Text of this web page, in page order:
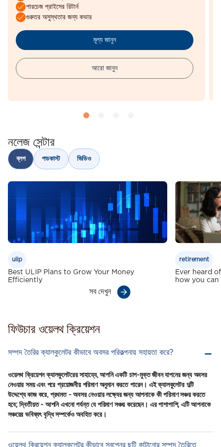
পারচেজ প্রাইসের রিটার্ন
গুরুতর অসুস্থতার জন্য কভার
মূল্য জানুন
আরো জানুন
নলেজ সেন্টার
ব্লগ পডকাস্ট ভিডিও
ulip
Best ULIP Plans to Grow Your Money
Efficiently
retirement
Ever heard
how you can
সব দেখুন
ফিউচার ওয়েলথ ক্রিয়েশন
সম্পদ তৈরির ক্যালকুলেটর কীভাবে অবসর পরিকল্পনায় সহায়তা করে?
ওয়েলথ ক্রিয়েশন ক্যালকুলেটরের সাহায্যে, আপনি একটি চাপ-মুক্ত জীবন যাপনের জন্য অবসর
নেওয়ার সময় এবং পরে প্রয়োজনীয় পরিমাণ অনুমান করতে পারেন। এই ক্যালকুলেটর দুটি
উদ্দেশ্যে কাজ করে, প্রথমত - অবসর নেওয়ার লক্ষ্যের জন্য আপনাকে কী পরিমাণ সঞ্চয় করতে
হবে; দ্বিতীয়ত - আপনি এখনো পর্যন্ত যে পরিমাণ সঞ্চয় করেছেন। এর পাশাপাশি, এটি আপনাকে
সঞ্চয়ের ভবিষ্যৎ বৃদ্ধি সম্পর্কেও অবহিত করে।
ওয়েলথ ক্রিয়েশন ক্যালকুলেটর কীভাবে স্বপ্নের ছুটি কাটানোর সম্পদ তৈরিতে